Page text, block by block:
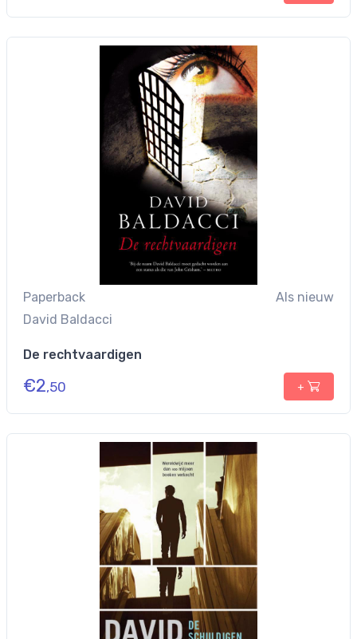
Paperback
Als nieuw
David Baldacci
De rechtvaardigen
€2,50 +